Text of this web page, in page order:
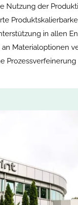
Nutzung der
in allen
an Materialoptionen